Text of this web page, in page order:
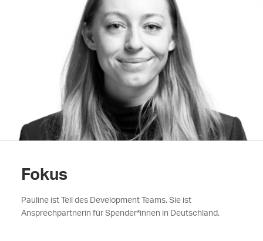
Fokus
Pauline ist Teil des Development Teams. Sie ist
Ansprechpartnerin für Spender*innen in Deutschland.